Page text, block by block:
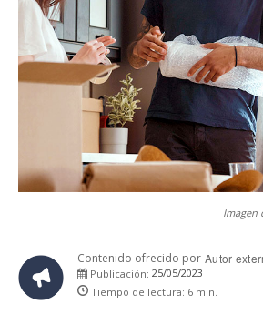
Imagen
Contenido ofrecido por Autor
Publicación: 25/05/2023
Tiempo de lectura: 6 min.